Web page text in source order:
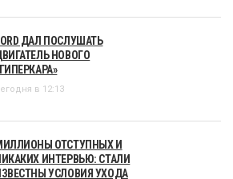
ДАЛ ПОСЛУШАТЬ
НОВОГО
в 12:13
ОТСТУПНЫХ И
ИНТЕРВЬЮ: СТАЛИ
УСЛОВИЯ УХОДА